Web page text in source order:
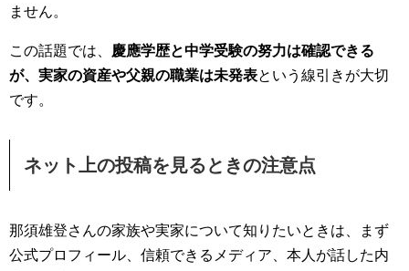
ません。
この話題では、 慶應学歴と中学受験の努力は確認できる
が、実家の資産や父親の職業は未発表という線引きが大切
です。
ネット上の投稿を見るときの注意点
那須雄登さんの家族や実家について知りたいときは、まず
公式プロフィール、信頼できるメディア、本人が話した内